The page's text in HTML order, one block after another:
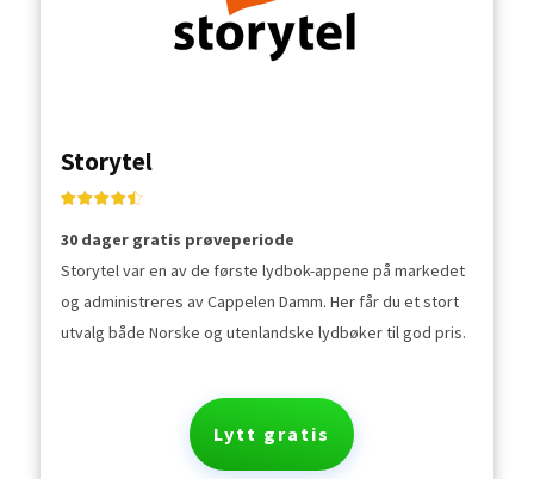
Storytel
30 dager gratis prøveperiode
Storytel var en av de første lydbok-appene på markedet
og administreres av Cappelen Damm. Her får du et stort
utvalg både Norske og utenlandske lydbøker til god pris.
Lytt gratis